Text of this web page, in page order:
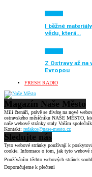
I běžné
vědu, která…
Z Ostravy až
Evropou
FRESH RADIO
Magazín Naše Město
Milí čtenáři, právě se díváte na nové
ostravského měsíčníku NAŠE MĚSTO,
naše webové stránky staly Vaším
Kontakt: redakce@nase-mesto.cz
Sledujte nás
Tyto webové stránky používají k
cookie. Informace o tom, jak tyto webové
Používáním těchto webových stránek
Doporučujeme k přečtení